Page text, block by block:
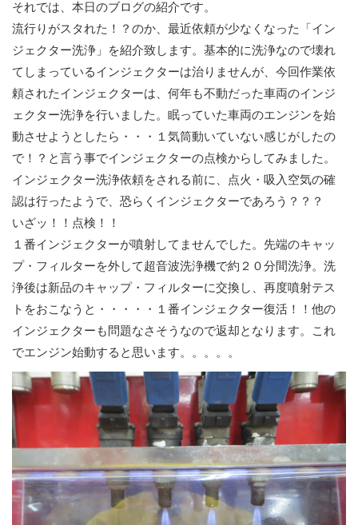
それでは、本日のブログの紹介です。
流行りがスタれた！？のか、最近依頼が少なくなった「イン
ジェクター洗浄」を紹介致します。基本的に洗浄なので壊れ
てしまっているインジェクターは治りませんが、今回作業依
頼されたインジェクターは、何年も不動だった車両のインジ
ェクター洗浄を行いました。眠っていた車両のエンジンを始
動させようとしたら・・・１気筒動いていない感じがしたの
で！？と言う事でインジェクターの点検からしてみました。
インジェクター洗浄依頼をされる前に、点火・吸入空気の確
認は行ったようで、恐らくインジェクターであろう？？？
いざッ！！点検！！
１番インジェクターが噴射してませんでした。先端のキャッ
プ・フィルターを外して超音波洗浄機で約２０分間洗浄。洗
浄後は新品のキャップ・フィルターに交換し、再度噴射テス
トをおこなうと・・・・・１番インジェクター復活！！他の
インジェクターも問題なさそうなので返却となります。これ
でエンジン始動すると思います。。。。。